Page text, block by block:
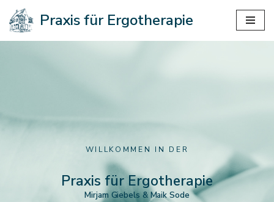
Zum
Praxis für Ergotherapie
WILLKOMMEN IN DER
Praxis für Ergotherapie
Mirjam Giebels & Maik Sode